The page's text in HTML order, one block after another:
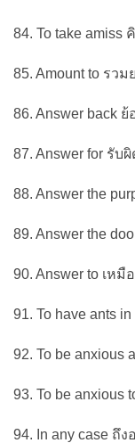
84. To take amiss
85. Amount to รว
86. Answer back ย้
87. Answer for รับ
88. Answer the
89. Answer the
90. Answer to เห
91. To have ants
92. To be anxious
93. To be anxious
94. In any case ถึ